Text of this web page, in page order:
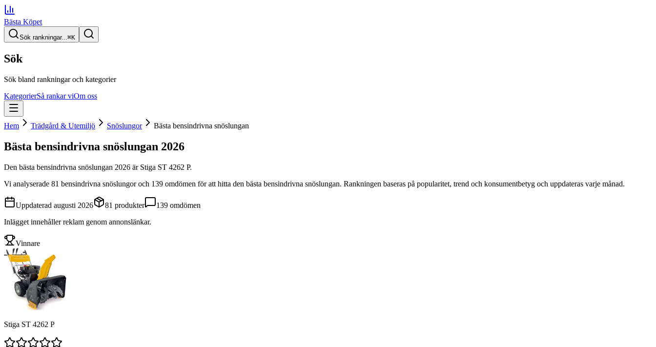
Bästa Köpet
Sök rankningar...⌘K
Sök
Sök bland rankningar och kategorier
KategorierSå rankar viOm oss
Hem Trädgård & Utemiljö Snöslungor Bästa bensindrivna snöslungan
Bästa bensindrivna snöslungan 2026
Den bästa bensindrivna snöslungan 2026 är Stiga ST 4262 P.
Vi analyserade 81 bensindrivna snöslungoroch 139 omdömen för att hitta den bästa bensindrivna snöslungan. Rankningen baseras på popularitet, trend och konsumentbetyg och uppdateras varje månad.
Uppdaterad augusti 2026 81 produkter 139 omdömen
Inlägget innehåller reklam genom annonslänkar.
Vinnare
Stiga ST 4262 P